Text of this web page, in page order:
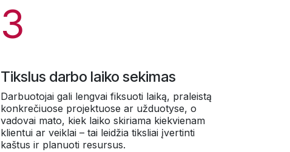
3
Tikslus darbo laiko sekimas
Darbuotojai gali lengvai fiksuoti laiką, praleistą
konkrečiuose projektuose ar užduotyse, o
vadovai mato, kiek laiko skiriama kiekvienam
klientui ar veiklai – tai leidžia tiksliai įvertinti
kaštus ir planuoti resursus.